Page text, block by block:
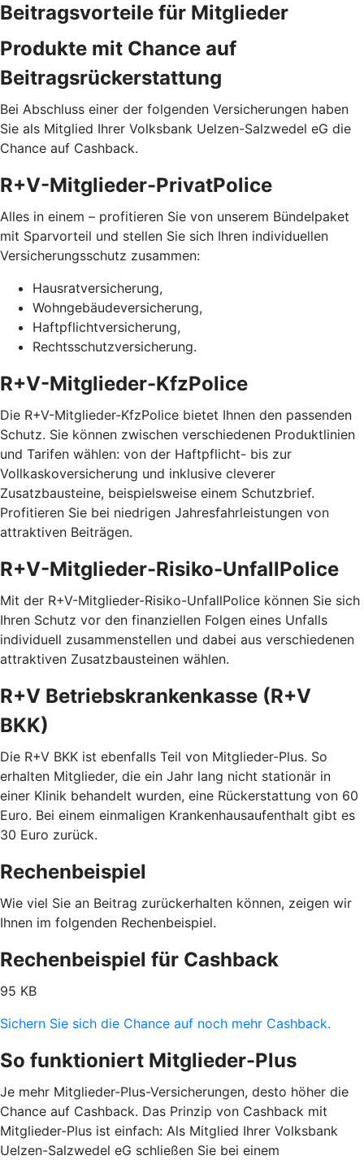
Beitragsvorteile für Mitglieder
Produkte mit Chance auf
Beitragsrückerstattung
Bei Abschluss einer der folgenden Versicherungen haben
Sie als Mitglied Ihrer Volksbank Uelzen-Salzwedel eG die
Chance auf Cashback.
R+V-Mitglieder-PrivatPolice
Alles in einem – profitieren Sie von unserem Bündelpaket
mit Sparvorteil und stellen Sie sich Ihren individuellen
Versicherungsschutz zusammen:
Hausratversicherung,
Wohngebäudeversicherung,
Haftpflichtversicherung,
Rechtsschutzversicherung.
R+V-Mitglieder-KfzPolice
Die R+V-Mitglieder-KfzPolice bietet Ihnen den passenden
Schutz. Sie können zwischen verschiedenen Produktlinien
und Tarifen wählen: von der Haftpflicht- bis zur
Vollkaskoversicherung und inklusive cleverer
Zusatzbausteine, beispielsweise einem Schutzbrief.
Profitieren Sie bei niedrigen Jahresfahrleistungen von
attraktiven Beiträgen.
R+V-Mitglieder-Risiko-UnfallPolice
Mit der R+V-Mitglieder-Risiko-UnfallPolice können Sie sich
Ihren Schutz vor den finanziellen Folgen eines Unfalls
individuell zusammenstellen und dabei aus verschiedenen
attraktiven Zusatzbausteinen wählen.
R+V Betriebskrankenkasse (R+V
BKK)
Die R+V BKK ist ebenfalls Teil von Mitglieder-Plus. So
erhalten Mitglieder, die ein Jahr lang nicht stationär in
einer Klinik behandelt wurden, eine Rückerstattung von 60
Euro. Bei einem einmaligen Krankenhausaufenthalt gibt es
30 Euro zurück.
Rechenbeispiel
Wie viel Sie an Beitrag zurückerhalten können, zeigen wir
Ihnen im folgenden Rechenbeispiel.
Rechenbeispiel für Cashback
95 KB
Sichern Sie sich die Chance auf noch mehr Cashback.
So funktioniert Mitglieder-Plus
Je mehr Mitglieder-Plus-Versicherungen, desto höher die
Chance auf Cashback. Das Prinzip von Cashback mit
Mitglieder-Plus ist einfach: Als Mitglied Ihrer Volksbank
Uelzen-Salzwedel eG schließen Sie bei einem